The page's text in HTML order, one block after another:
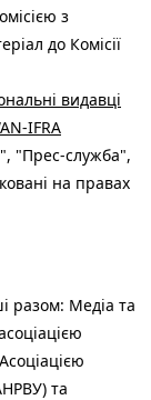
з
до Комісії
видавці
IFRA
"Прес-служба",
на правах
разом: Медіа та
та